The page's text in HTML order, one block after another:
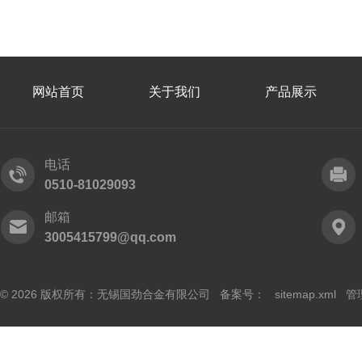
网站首页 关于我们 产品展示
电话
0510-81029093
邮箱
3005415799@qq.com
© 2026 版权所有：无锡国劲合金有限公司 备案号： sitemap.xml 管